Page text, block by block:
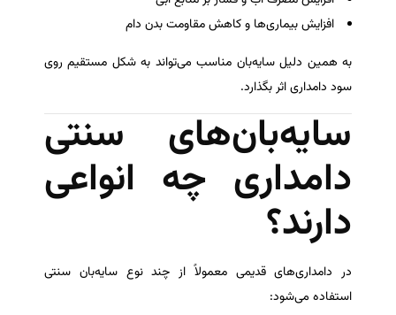
افزایش بیماری‌ها و کاهش مقاومت بدن دام
به همین دلیل سایه‌بان مناسب می‌تواند به شکل مستقیم روی
سود دامداری اثر بگذارد.
سایه‌بان‌های سنتی
دامداری چه انواعی
دارند؟
در دامداری‌های قدیمی معمولاً از چند نوع سایه‌بان سنتی
استفاده می‌شود: